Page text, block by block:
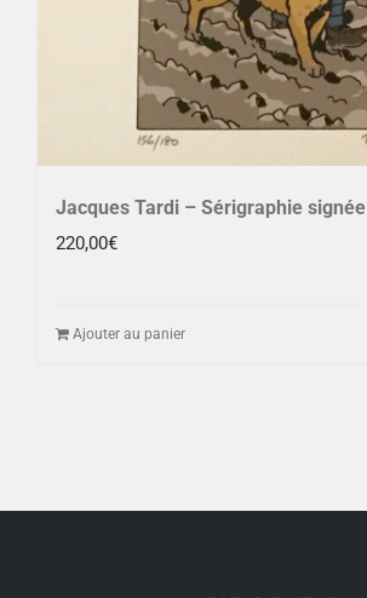
Jacques Tardi – Sérigraphie signée
220,00€
Ajouter au panier